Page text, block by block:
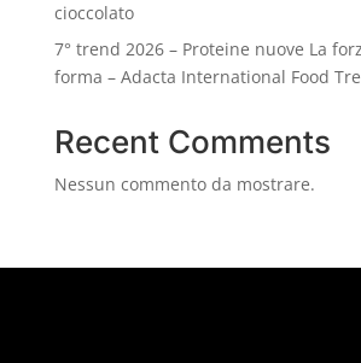
cioccolato
7° trend 2026 – Proteine nuove La
forma – Adacta International Food
Recent Comments
Nessun commento da mostrare.